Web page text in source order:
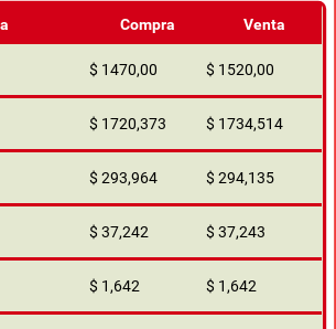
Compra Venta
$ 1470,00 $ 1520,00
$ 1720,373 $ 1734,514
$ 293,964 $ 294,135
$ 37,242 $ 37,243
$ 1,642 $ 1,642